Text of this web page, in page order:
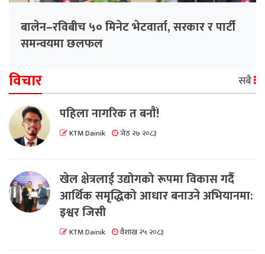
बालेन–रविबीच ५० मिनेट भेटवार्ता, सरकार र पार्टी
समन्वयमा छलफल
विचार सबै
पहिला नागरिक त बनाैं!
KTM Dainik जेठ २७ २०८३
खेल क्षेत्रलाई उद्योगको रूपमा विकास गर्दै
आर्थिक समृद्धिको आधार बनाउने अभियानमा:
इश्वर जिसी
KTM Dainik वैशाख २५ २०८३